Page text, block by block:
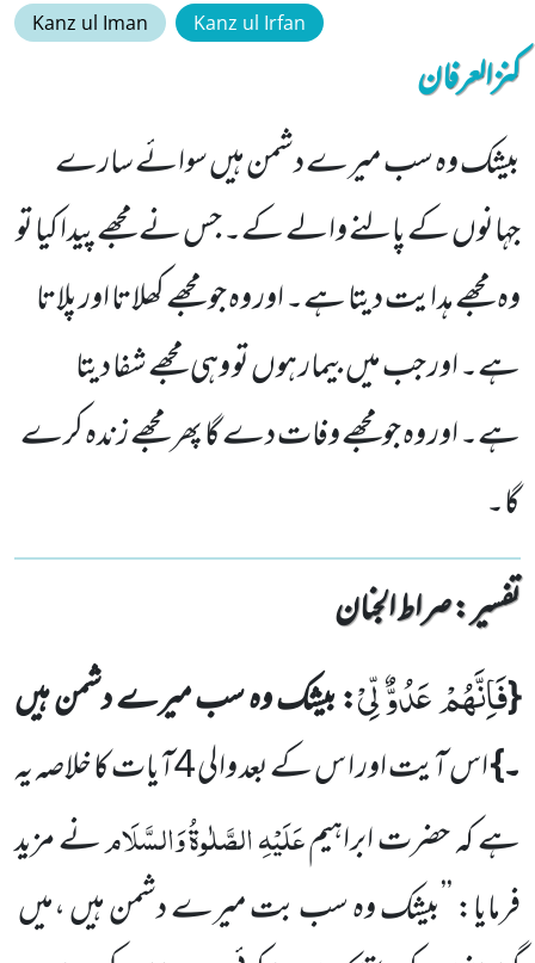
Kanz ul Iman Kanz ul Irfan
کنزالعرفان
بیشک وہ سب میرے دشمن ہیں سوائے سارے
جہانوں کے پالنے والے کے۔ جس نے مجھے پیدا کیا تو
وہ مجھے ہدایت دیتا ہے۔ اور وہ جو مجھے کھلاتا اور پلاتا
ہے۔ اور جب میں بیمار ہوں تو وہی مجھے شفا دیتا
ہے۔ اور وہ جومجھے وفات دے گا پھر مجھے زندہ کرے
گا۔
تفسیر : ‎صراط الجنان
{فَاِنَّهُمْ عَدُوٌّ لِّیْ: بیشک وہ سب میرے دشمن ہیں
۔}
اس آیت اور ا س کے بعد والی 4آیات کا خلاصہ یہ
ہے کہ حضرت ابراہیمعَلَیْہِالصَّلٰوۃُوَالسَّلَامنے مزید
فرمایا: ’’بیشک وہ سب بت میرے دشمن ہیں ،میں